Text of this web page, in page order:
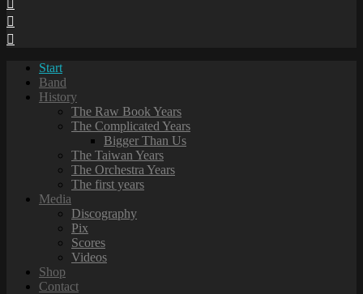
Start
Band
History
The Raw Book Years
The Complicated Years
Bigger Than Us
The Taiwan Years
The Orchestra Years
The first years
Media
Discography
Pix
Scores
Videos
Shop
Contact